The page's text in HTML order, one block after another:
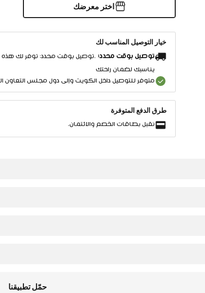
اختر معرضك
خيار التوصيل المناسب لك
توصيل بوقت محدد: .توصيل بوقت محدد: توفر لك هذه
يناسبك لضمان راحتك
متوفر للتوصيل داخل الكويت وإلى دول مجلس التعاون
طرق الدفع المتوفرة
نقبل بطاقات الخصم والائتمان.
حمّل تطبيقنا